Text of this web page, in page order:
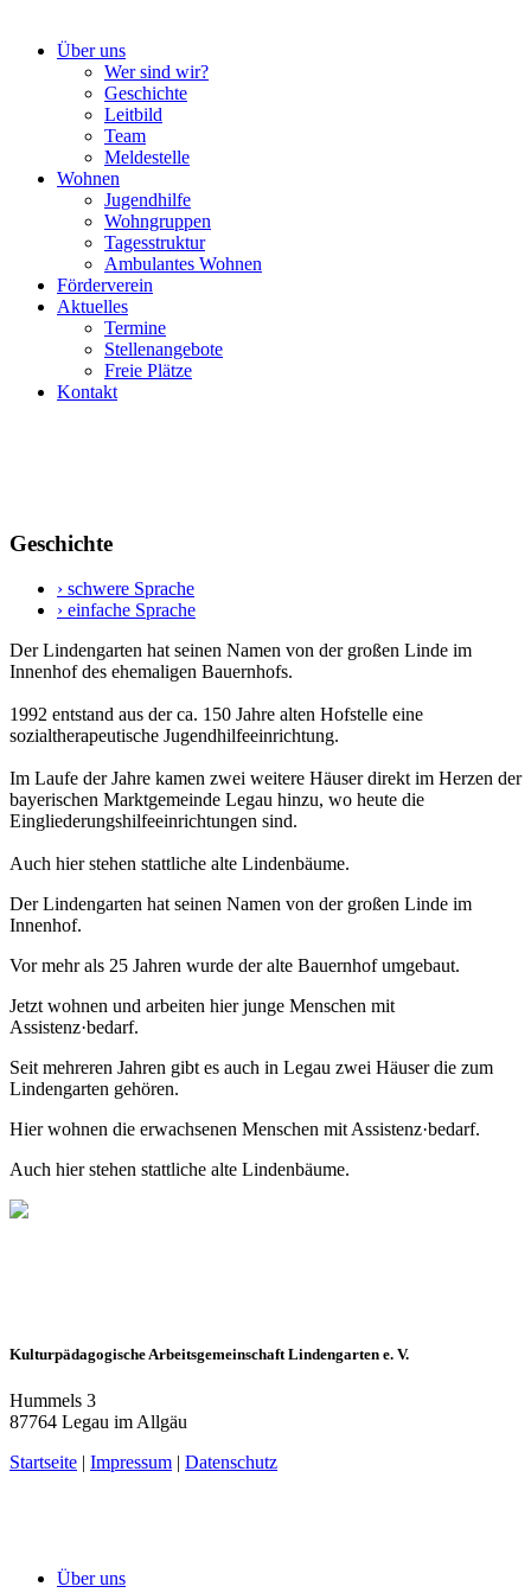
Über uns
Wer sind wir?
Geschichte
Leitbild
Team
Meldestelle
Wohnen
Jugendhilfe
Wohngruppen
Tagesstruktur
Ambulantes Wohnen
Förderverein
Aktuelles
Termine
Stellenangebote
Freie Plätze
Kontakt
Geschichte
› schwere Sprache
› einfache Sprache
Der Lindengarten hat seinen Namen von der großen Linde im
Innenhof des ehemaligen Bauernhofs.
1992 entstand aus der ca. 150 Jahre alten Hofstelle eine
sozialtherapeutische Jugendhilfeeinrichtung.
Im Laufe der Jahre kamen zwei weitere Häuser direkt im Herzen der
bayerischen Marktgemeinde Legau hinzu, wo heute die
Eingliederungshilfeeinrichtungen sind.
Auch hier stehen stattliche alte Lindenbäume.
Der Lindengarten hat seinen Namen von der großen Linde im
Innenhof.
Vor mehr als 25 Jahren wurde der alte Bauernhof umgebaut.
Jetzt wohnen und arbeiten hier junge Menschen mit
Assistenz·bedarf.
Seit mehreren Jahren gibt es auch in Legau zwei Häuser die zum
Lindengarten gehören.
Hier wohnen die erwachsenen Menschen mit Assistenz·bedarf.
Auch hier stehen stattliche alte Lindenbäume.
Kulturpädagogische Arbeitsgemeinschaft Lindengarten e. V.
Hummels 3
87764 Legau im Allgäu
Startseite | Impressum | Datenschutz
Über uns